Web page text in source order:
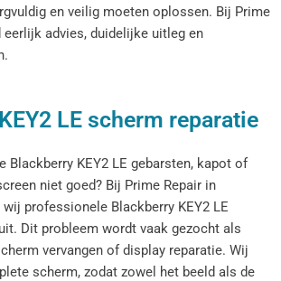
en veilig moeten oplossen. Bij Prime
eerlijk advies, duidelijke uitleg en
LE scherm reparatie
Blackberry KEY2 LE gebarsten, kapot of
niet goed? Bij Prime Repair in
professionele Blackberry KEY2 LE
Dit probleem wordt vaak gezocht als
vervangen of display reparatie. Wij
scherm, zodat zowel het beeld als de